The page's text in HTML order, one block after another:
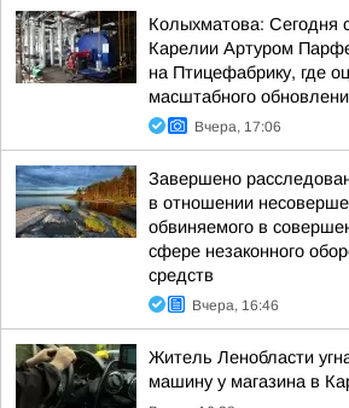
Колыхматова: Сегодня
Карелии Артуром
на Птицефабрику, где
масштабного
Вчера, 17:06
Завершено
в отношении
обвиняемого в
сфере незаконного
средств
Вчера, 16:46
Житель Ленобласти
машину у магазина в